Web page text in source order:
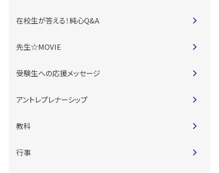
在校生が答える！純心Q&A
先生☆MOVIE
受験生への応援メッセージ
アントレプレナーシップ
教科
行事